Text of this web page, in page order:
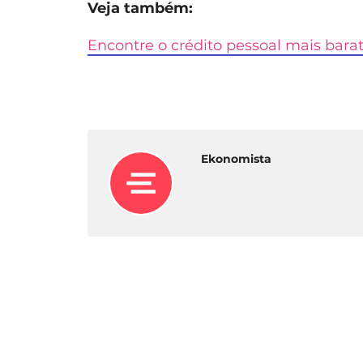
Veja também:
Encontre o crédito pessoal mais
Ekonomista